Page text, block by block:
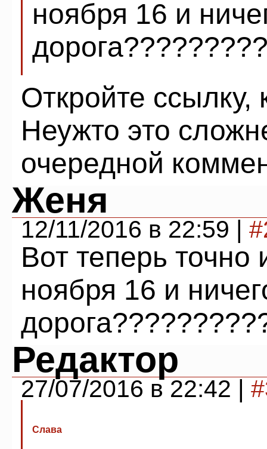
ноября 16 и
Откройте
Неужто это
очередной
Женя
12/11/2016 в 22:59 |
Вот теперь
ноября 16 и
Редактор
27/07/2016 в 22:42 |
Слава